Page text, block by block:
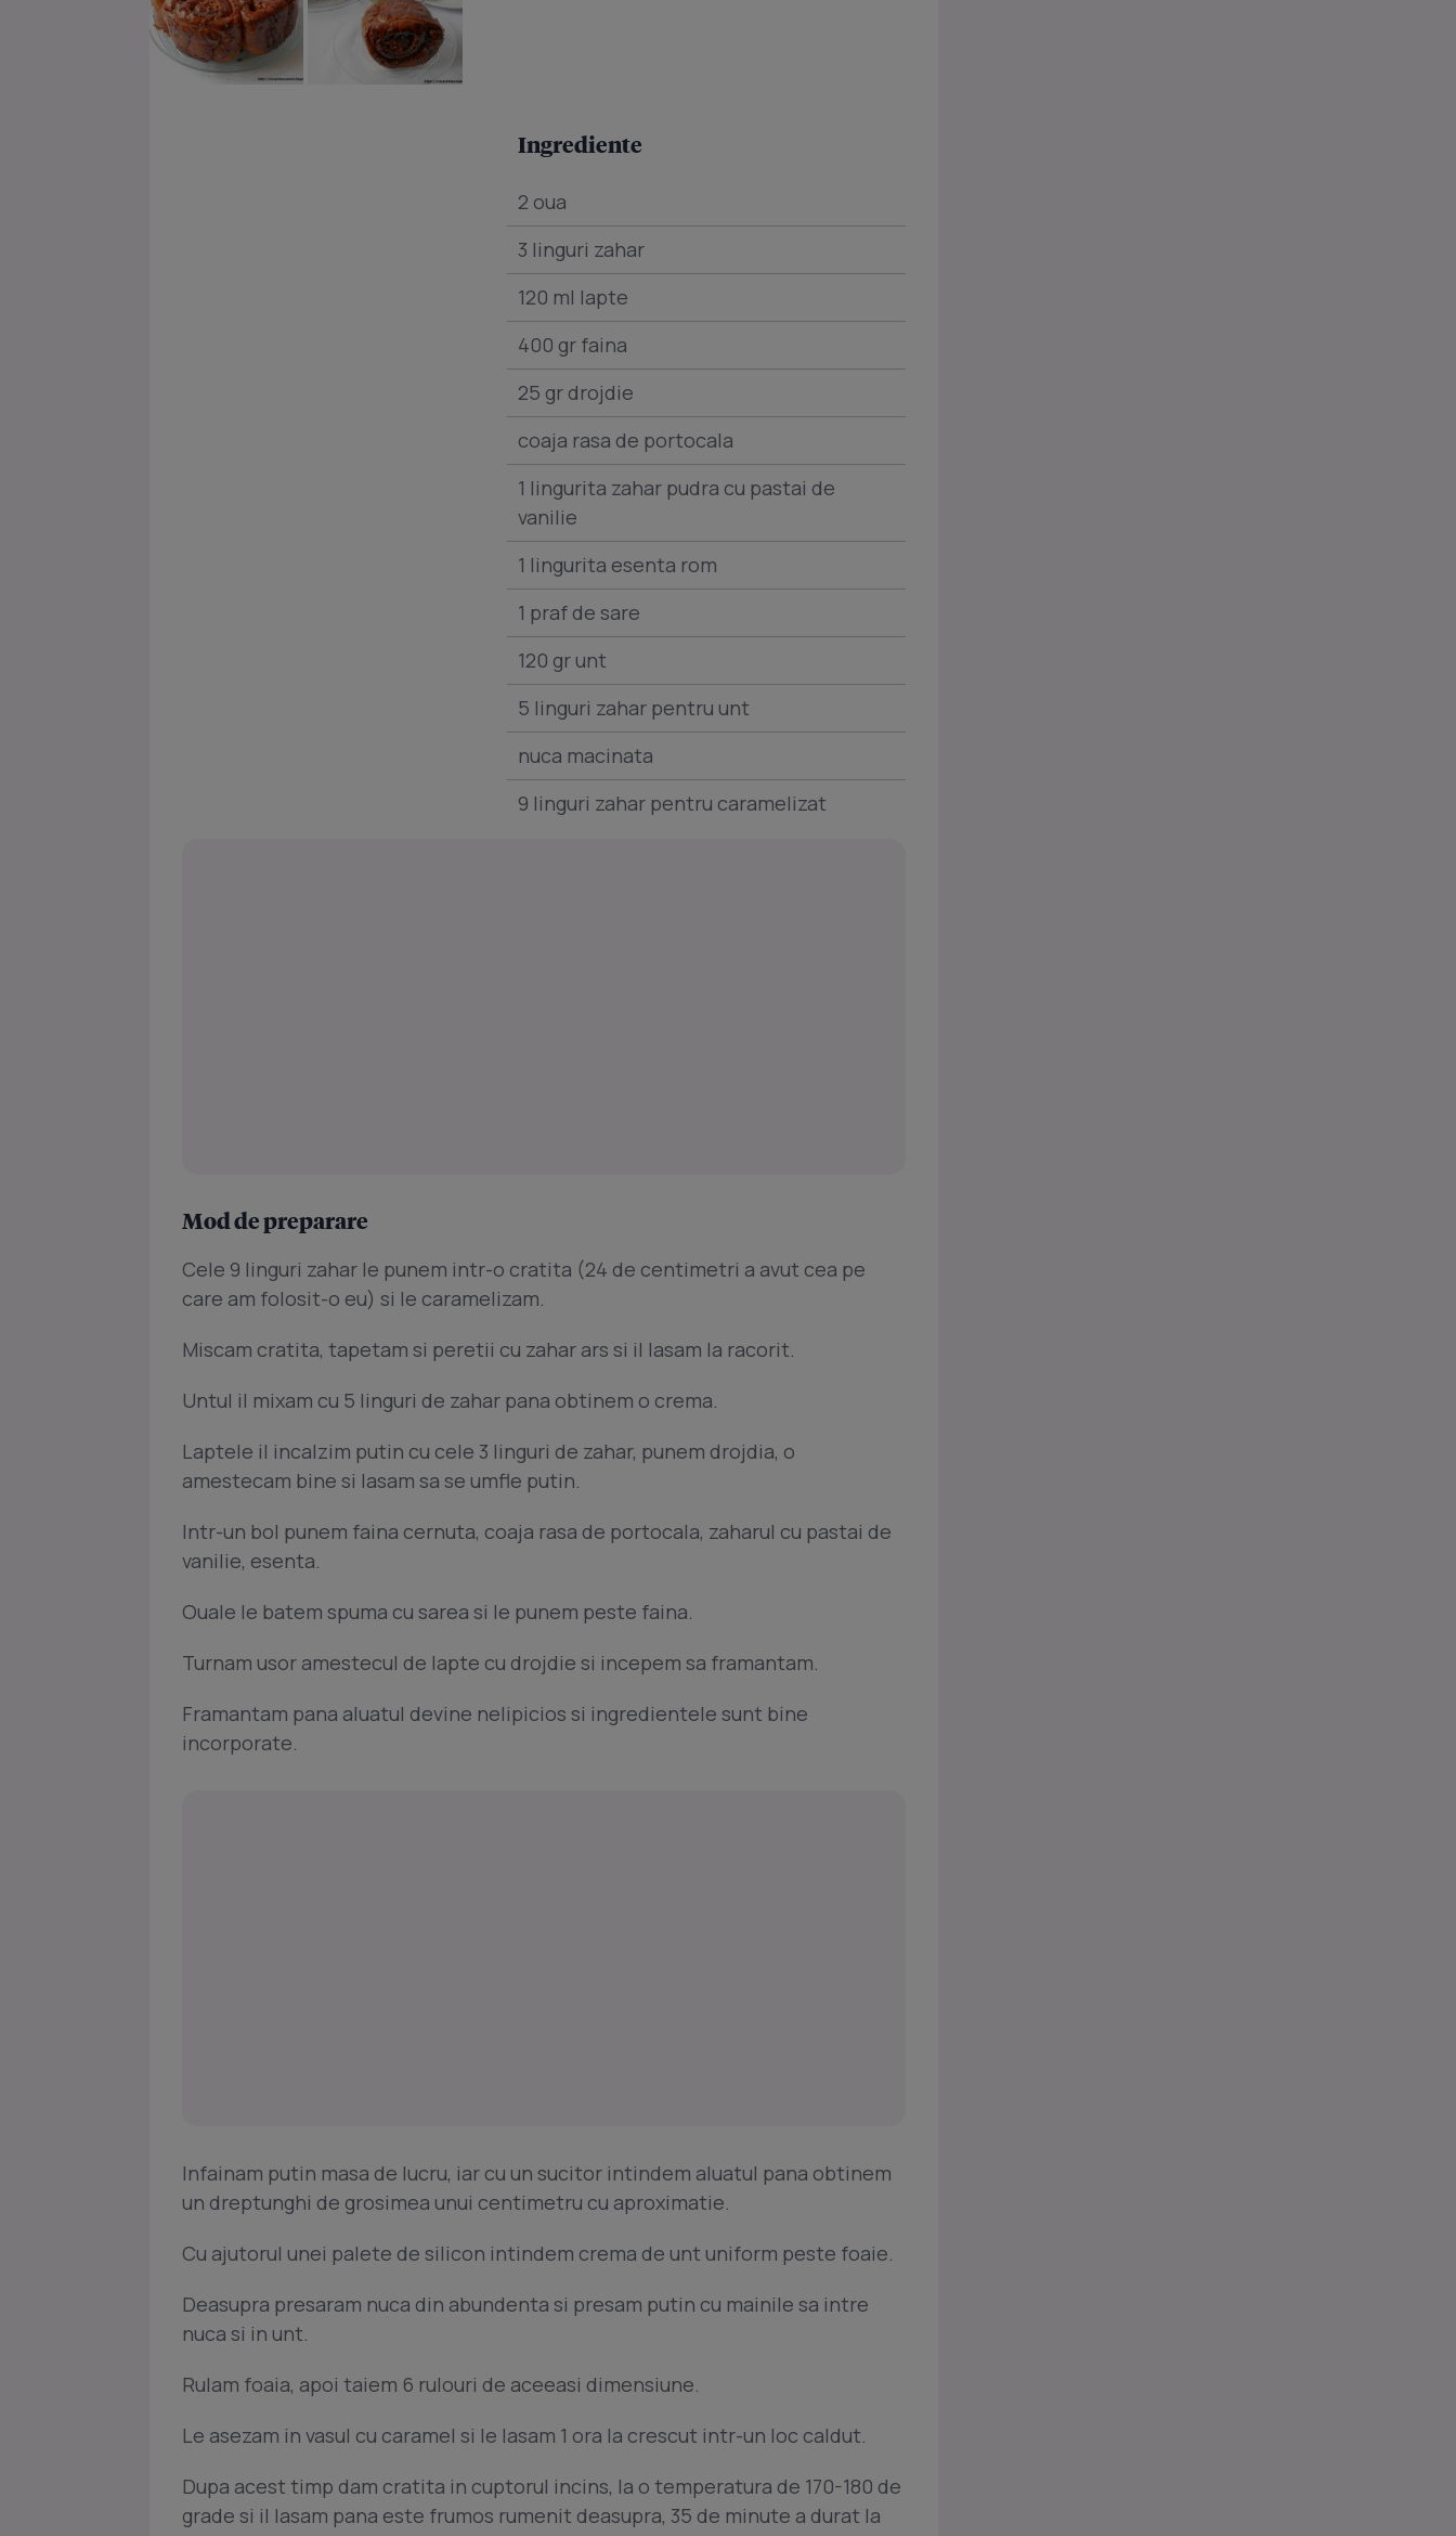
Ingrediente
2 oua
3 linguri zahar
120 ml lapte
400 gr faina
25 gr drojdie
coaja rasa de portocala
1 lingurita zahar pudra cu pastai de
vanilie
1 lingurita esenta rom
1 praf de sare
120 gr unt
5 linguri zahar pentru unt
nuca macinata
9 linguri zahar pentru caramelizat
Mod de preparare
Cele 9 linguri zahar le punem intr-o cratita (24 de centimetri a avut cea pe
care am folosit-o eu) si le caramelizam.
Miscam cratita, tapetam si peretii cu zahar ars si il lasam la racorit.
Untul il mixam cu 5 linguri de zahar pana obtinem o crema.
Laptele il incalzim putin cu cele 3 linguri de zahar, punem drojdia, o
amestecam bine si lasam sa se umfle putin.
Intr-un bol punem faina cernuta, coaja rasa de portocala, zaharul cu pastai de
vanilie, esenta.
Ouale le batem spuma cu sarea si le punem peste faina.
Turnam usor amestecul de lapte cu drojdie si incepem sa framantam.
Framantam pana aluatul devine nelipicios si ingredientele sunt bine
incorporate.
Infainam putin masa de lucru, iar cu un sucitor intindem aluatul pana obtinem
un dreptunghi de grosimea unui centimetru cu aproximatie.
Cu ajutorul unei palete de silicon intindem crema de unt uniform peste foaie.
Deasupra presaram nuca din abundenta si presam putin cu mainile sa intre
nuca si in unt.
Rulam foaia, apoi taiem 6 rulouri de aceeasi dimensiune.
Le asezam in vasul cu caramel si le lasam 1 ora la crescut intr-un loc caldut.
Dupa acest timp dam cratita in cuptorul incins, la o temperatura de 170-180 de
grade si il lasam pana este frumos rumenit deasupra, 35 de minute a durat la